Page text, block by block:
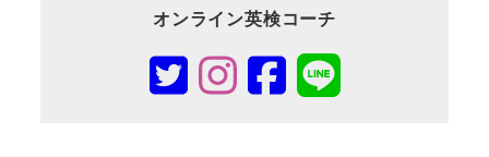
オンライン英検コーチ